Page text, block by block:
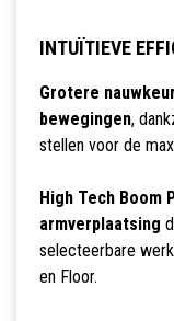
INTUÏTIEVE
Grotere
bewegingen,
stellen voor de
High Tech Boom
armverplaatsing
selecteerbare
en Floor.